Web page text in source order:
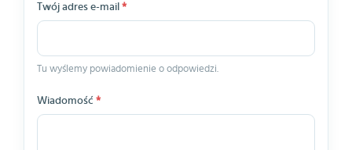
Twój adres e-mail *
Tu wyślemy powiadomienie o odpowiedzi.
Wiadomość *